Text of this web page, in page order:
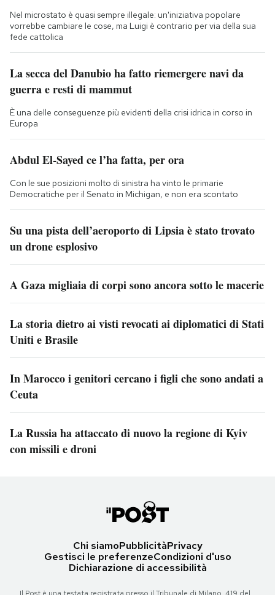
Nel microstato è quasi sempre illegale: un'iniziativa popolare
vorrebbe cambiare le cose, ma Luigi è contrario per via della sua
fede cattolica
La secca del Danubio ha fatto riemergere navi da
guerra e resti di mammut
È una delle conseguenze più evidenti della crisi idrica in corso in
Europa
Abdul El-Sayed ce l’ha fatta, per ora
Con le sue posizioni molto di sinistra ha vinto le primarie
Democratiche per il Senato in Michigan, e non era scontato
Su una pista dell’aeroporto di Lipsia è stato trovato
un drone esplosivo
A Gaza migliaia di corpi sono ancora sotto le macerie
La storia dietro ai visti revocati ai diplomatici di Stati
Uniti e Brasile
In Marocco i genitori cercano i figli che sono andati a
Ceuta
La Russia ha attaccato di nuovo la regione di Kyiv
con missili e droni
Chi siamoPubblicitàPrivacy
Gestisci le preferenzeCondizioni d'uso
Dichiarazione di accessibilità